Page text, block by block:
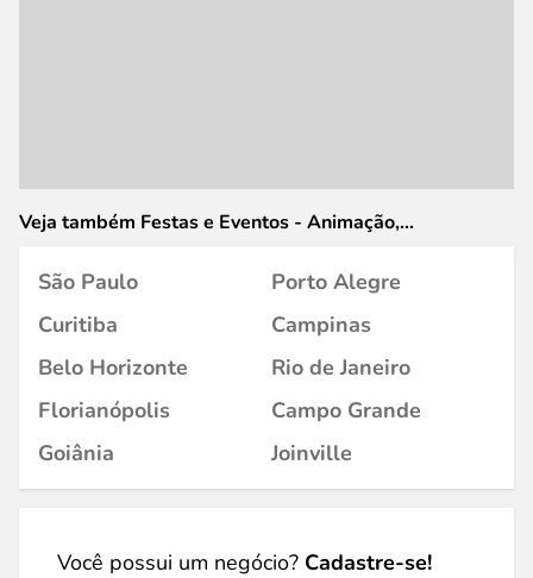
Veja também Festas e Eventos - Animação,
São Paulo
Porto Alegre
Curitiba
Campinas
Belo Horizonte
Rio de Janeiro
Florianópolis
Campo Grande
Goiânia
Joinville
Você possui um negócio? Cadastre-se!